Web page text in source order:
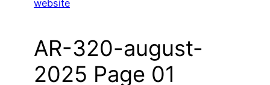
website
AR-320-august-
2025 Page 01